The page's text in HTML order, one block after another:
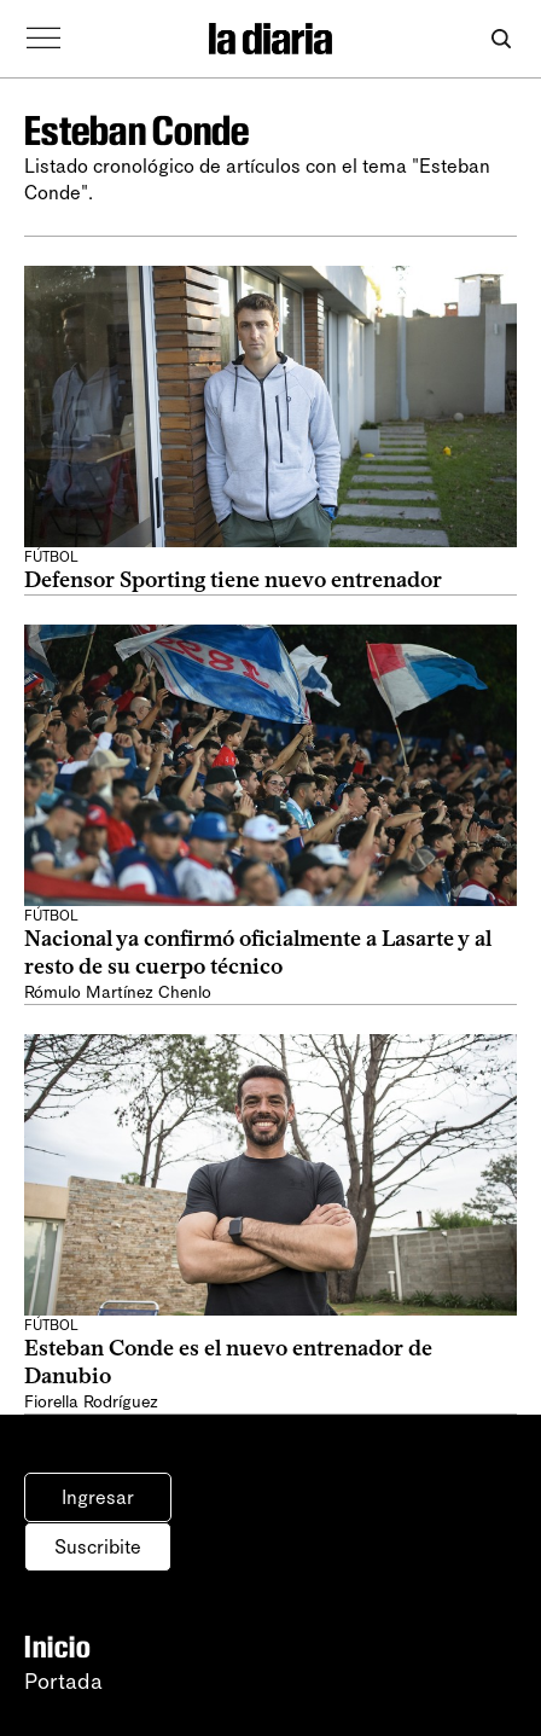
Esteban Conde
Listado cronológico de artículos con el tema "Esteban
Conde".
FÚTBOL
Defensor Sporting tiene nuevo entrenador
FÚTBOL
Nacional ya confirmó oficialmente a Lasarte y al
resto de su cuerpo técnico
Rómulo Martínez Chenlo
FÚTBOL
Esteban Conde es el nuevo entrenador de
Danubio
Fiorella Rodríguez
Ingresar
Suscribite
Inicio
Portada